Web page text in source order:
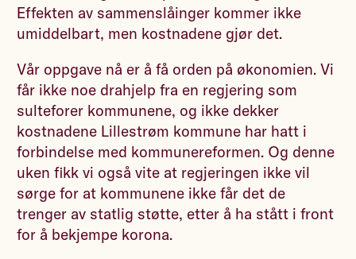
Effekten av sammenslåinger kommer ikke
umiddelbart, men kostnadene gjør det.
Vår oppgave nå er å få orden på økonomien. Vi
får ikke noe drahjelp fra en regjering som
sulteforer kommunene, og ikke dekker
kostnadene Lillestrøm kommune har hatt i
forbindelse med kommunereformen. Og denne
uken fikk vi også vite at regjeringen ikke vil
sørge for at kommunene ikke får det de
trenger av statlig støtte, etter å ha stått i front
for å bekjempe korona.